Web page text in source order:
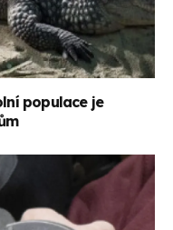
populace je